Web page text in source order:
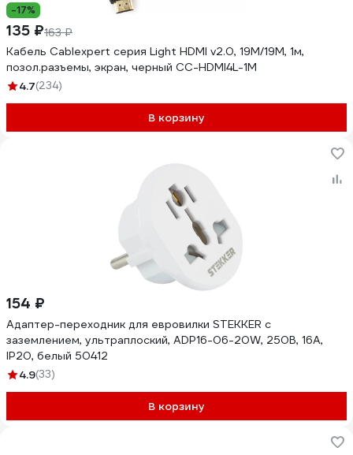
-17%
135 ₽163 ₽
Кабель Cablexpert серия Light HDMI v2.0, 19M/19M, 1м,
позол.разъемы, экран, черный CC-HDMI4L-1M
4.7(234)
В корзину
154 ₽
Адаптер-переходник для евровилки STEKKER с
заземлением, ультраплоский, ADP16-06-20W, 250В, 16A,
IP20, белый 50412
4.9(33)
В корзину